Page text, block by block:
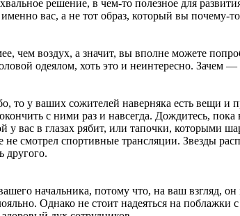
решение, в чем-то полезное для
вас, а не тот образ, который вы почему-
чем воздух, а значит, вы вполне можете
одеялом, хоть это и неинтересно. Зачем —
то у ваших сожителей наверняка есть вещи и
с ними раз и навсегда. Дождитесь,
вас в глазах рябит, или тапочки, которыми
смотрел спортивные трансляции. Звезды
другого.
начальника, потому что, на ваш взгляд,
Однако не стоит надеяться на